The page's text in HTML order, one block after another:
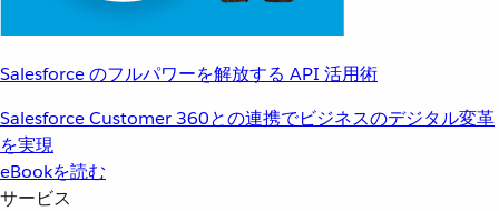
Salesforce のフルパワーを解放する API 活用術
Salesforce Customer 360との連携でビジネスのデジタル変革
を実現
eBookを読む
サービス